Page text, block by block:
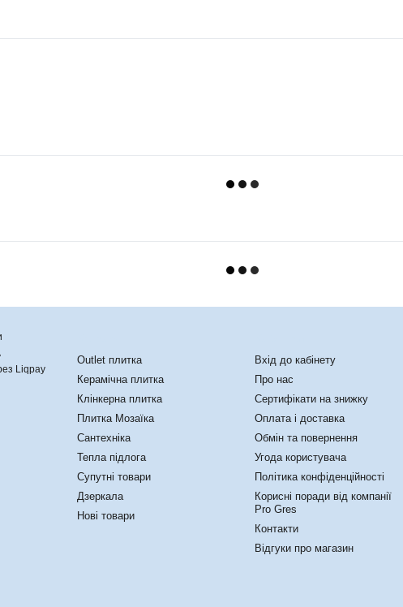
Outlet плитка
Керамічна плитка
Клінкерна плитка
Плитка Мозаїка
Сантехніка
Тепла підлога
Супутні товари
Дзеркала
Нові товари
Вхід до кабінету
Про нас
Сертифікати на знижку
Оплата і доставка
Обмін та повернення
Угода користувача
Політика конфіденційності
Корисні поради від компанії
Pro Gres
Контакти
Відгуки про магазин